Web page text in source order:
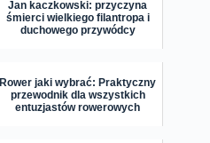
Jan kaczkowski: przyczyna
śmierci wielkiego filantropa i
duchowego przywódcy
Rower jaki wybrać: Praktyczny
przewodnik dla wszystkich
entuzjastów rowerowych